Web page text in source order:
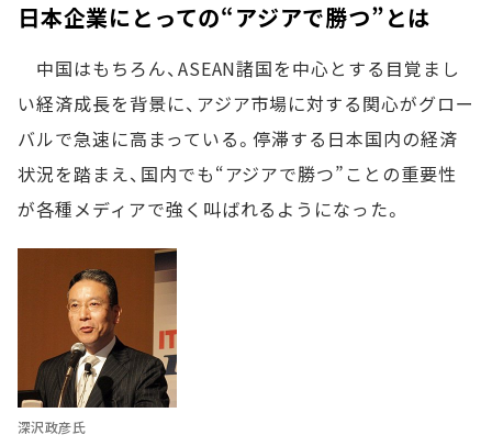
日本企業にとっての“アジアで勝つ”とは
中国はもちろん、ASEAN諸国を中心とする目覚まし
い経済成長を背景に、アジア市場に対する関心がグロー
バルで急速に高まっている。停滞する日本国内の経済
状況を踏まえ、国内でも“アジアで勝つ”ことの重要性
が各種メディアで強く叫ばれるようになった。
深沢政彦氏